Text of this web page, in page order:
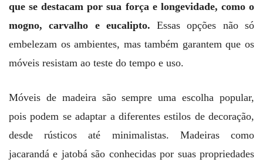
que se destacam por sua força e longevidade, como o
mogno, carvalho e eucalipto. Essas opções não só
embelezam os ambientes, mas também garantem que os
móveis resistam ao teste do tempo e uso.
Móveis de madeira são sempre uma escolha popular,
pois podem se adaptar a diferentes estilos de decoração,
desde rústicos até minimalistas. Madeiras como
jacarandá e jatobá são conhecidas por suas propriedades